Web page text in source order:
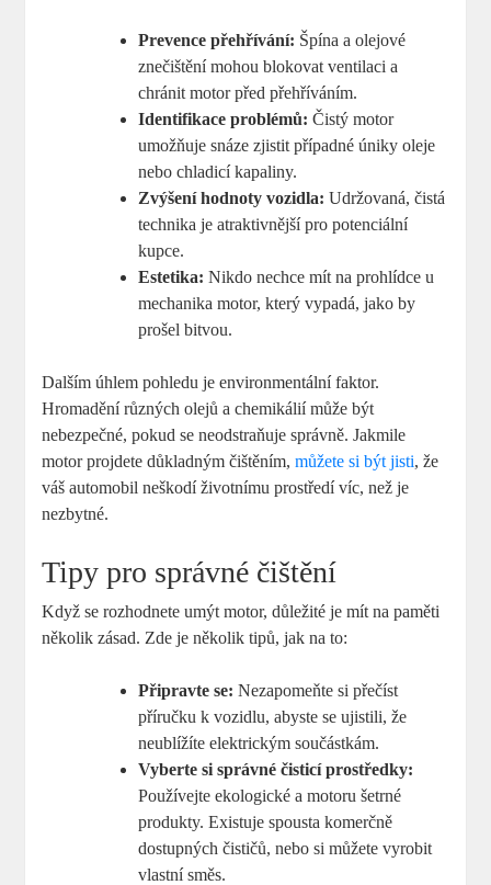
Prevence ‌přehřívání: Špína a ​olejové
znečištění mohou‍ blokovat ventilaci a
⁢chránit ⁢motor‍ před⁣ přehříváním.
Identifikace problémů: ⁢Čistý motor
umožňuje snáze zjistit případné úniky oleje‌
nebo chladicí kapaliny.
Zvýšení hodnoty vozidla: Udržovaná, čistá
technika je atraktivnější‍ pro potenciální
⁤kupce.
Estetika: Nikdo⁣ nechce⁣ mít na prohlídce u
mechanika ⁣motor, který vypadá, jako by
prošel bitvou.
Dalším úhlem pohledu je environmentální faktor.
Hromadění různých olejů a ⁤chemikálií ‌může​ být
nebezpečné, ‌pokud se neodstraňuje ​správně.⁣ Jakmile
motor projdete⁣ důkladným čištěním,můžete si být jisti, že
váš automobil neškodí životnímu prostředí víc,‍ než je
nezbytné.
Tipy⁣ pro⁣ správné čištění
Když se rozhodnete umýt ‍motor, důležité‍ je mít na paměti
několik zásad. Zde je několik tipů, jak⁢ na to:
Připravte se: Nezapomeňte si přečíst
příručku k vozidlu, abyste se ujistili, že ​
neublížíte elektrickým součástkám.
Vyberte si správné‍ čisticí‍ prostředky:
Používejte​ ekologické a motoru šetrné
produkty. Existuje spousta ⁢komerčně
dostupných čističů, nebo si můžete vyrobit
vlastní ‌směs.